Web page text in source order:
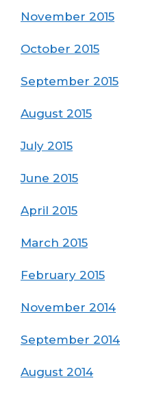
November 2015
October 2015
September 2015
August 2015
July 2015
June 2015
April 2015
March 2015
February 2015
November 2014
September 2014
August 2014